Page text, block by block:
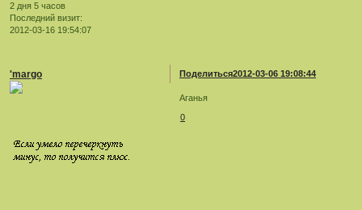
2 дня 5 часов
Последний визит:
2012-03-16 19:54:07
Поделиться2012-03-06 19:08:44
'margo
Аганья
0